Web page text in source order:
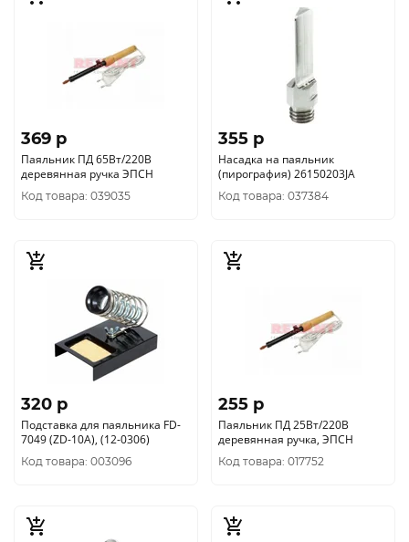
369 p
Паяльник ПД 65Вт/220В
деревянная ручка ЭПСН
Код товара: 039035
355 p
Насадка на паяльник
(пирография) 26150203JA
Код товара: 037384
320 p
Подставка для паяльника FD-
7049 (ZD-10A), (12-0306)
Код товара: 003096
255 p
Паяльник ПД 25Вт/220В
деревянная ручка, ЭПСН
Код товара: 017752